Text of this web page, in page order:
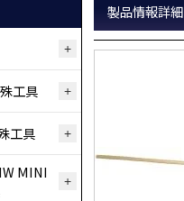
工具
工具
MINI
製品情報詳細